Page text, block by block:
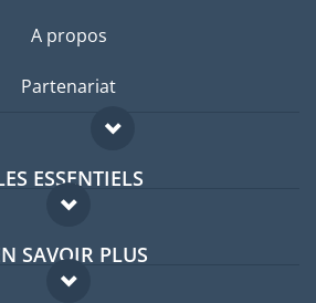
A propos
Partenariat
ESSENTIELS
Forum expatriés
Guides pays
SAVOIR PLUS
FAQ